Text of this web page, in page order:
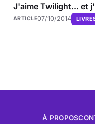
J'aime Twilight... et
ARTICLE07/10/2014
À PROPOS